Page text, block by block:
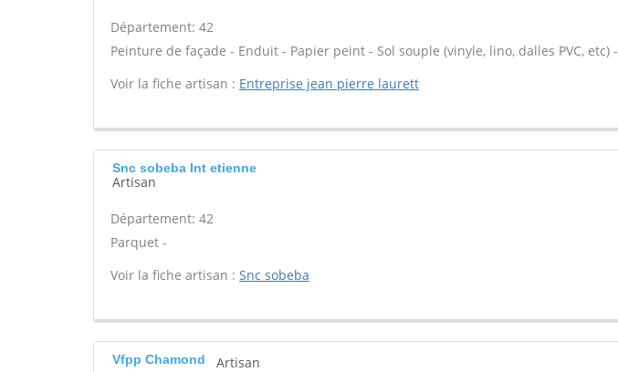
Département: 42
Peinture de façade - Enduit - Papier peint - Sol souple (vinyle, lino, dalles PVC, etc) -
Voir la fiche artisan : Entreprise jean pierre laurett
Snc sobeba Int etienne
Artisan
Département: 42
Parquet -
Voir la fiche artisan : Snc sobeba
Vfpp Chamond Artisan